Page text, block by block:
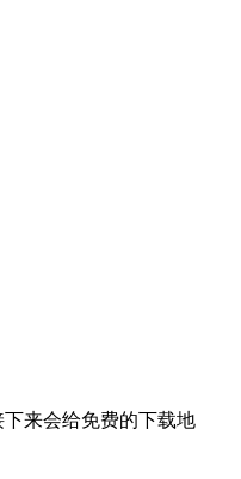
来会给免费的下载地